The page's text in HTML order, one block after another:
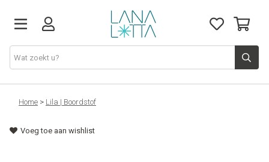
Stoffen
Fournituren
Home > Lila | Boordstof
Voeg toe aan wishlist